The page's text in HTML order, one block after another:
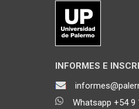
INFORMES E
Whatsapp +54 9